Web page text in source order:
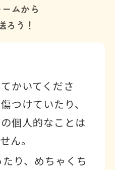
ムから
ろう！
かいてくださ
つけていたり、
個人的なことは
ん。
り、めちゃくち